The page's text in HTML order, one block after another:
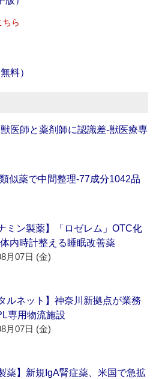
ちら
料）
医師と薬剤師に認識差‐獣医療専
似薬で中間整理‐77成分1042品
ミン製薬】「ロゼレム」OTC化
体内時計整える睡眠改善薬
月07日 (金)
ルネット】神奈川新拠点が業務
専用物流施設
月07日 (金)
薬】新規IgA腎症薬、米国で急拡